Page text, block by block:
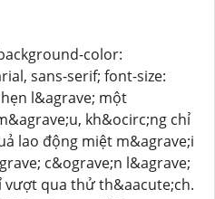
color:
sans-serif; font-size:
l&agrave; một
kh&ocirc;ng chỉ
lao động miệt m&agrave;i
c&ograve;n l&agrave;
qua thử th&aacute;ch.